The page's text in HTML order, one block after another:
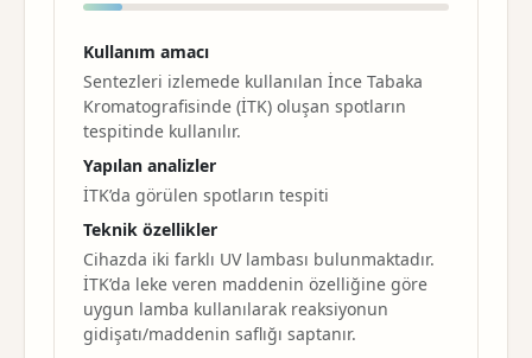
Kullanım amacı
Sentezleri izlemede kullanılan İnce Tabaka
Kromatografisinde (İTK) oluşan spotların
tespitinde kullanılır.
Yapılan analizler
İTK’da görülen spotların tespiti
Teknik özellikler
Cihazda iki farklı UV lambası bulunmaktadır.
İTK’da leke veren maddenin özelliğine göre
uygun lamba kullanılarak reaksiyonun
gidişatı/maddenin saflığı saptanır.